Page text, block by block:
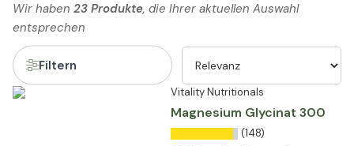
Wir haben 23 Produkte, die Ihrer aktuellen Auswahl
entsprechen
Filtern
Vitality Nutritionals
Magnesium Glycinat 300
(148)